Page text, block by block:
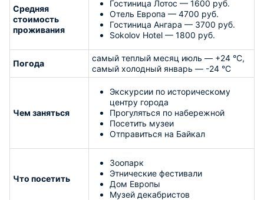
Средняя
стоимость
проживания
Гостиница Лотос — 1600 руб.
Отель Европа — 4700 руб.
Гостиница Ангара — 3700 руб.
Sokolov Hotel — 1800 руб.
Погода
самый теплый месяц июль — +24 °C,
самый холодный январь — -24 °C
Чем заняться
Экскурсии по историческому
центру города
Прогуляться по набережной
Посетить музеи
Отправиться на Байкал
Что посетить
Зоопарк
Этнические фестивали
Дом Европы
Музей декабристов